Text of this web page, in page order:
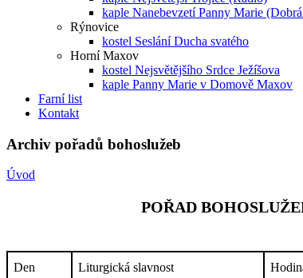
kaple Nanebevzetí Panny Marie
Rýnovice
kostel Seslání Ducha svatého
Horní Maxov
kostel Nejsvětějšího Srdce Ježíšova
kaple Panny Marie v Domově Maxov
Farní list
Kontakt
Archiv pořadů bohoslužeb
Úvod
POŘAD
Den Liturgická slavnost